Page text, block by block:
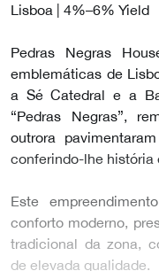
Lisboa | 4%–6% Yield
Pedras Negras
emblemáticas de
a Sé Catedral e a
“Pedras Negras”,
outrora
conferindo-lhe história
Este
conforto moderno,
tradicional da zona,
de elevada qualidade.